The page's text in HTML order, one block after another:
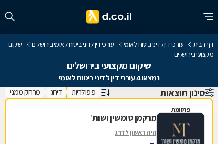
דף הבית עורכי דין לדיני ביטוח לאומי עורכי דין לדיני ביטוח לאומי בירושלים
שיקום
מקצועי בירושלים
שיקום מקצועי בירושלים
נמצאו 4 עורכי דין לדיני ביטוח לאומי
סינון תוצאות פופולריות דירוג מרחק ממני
פרסומת
מרקמן טומשין ושות'
היה ראשון לדרג